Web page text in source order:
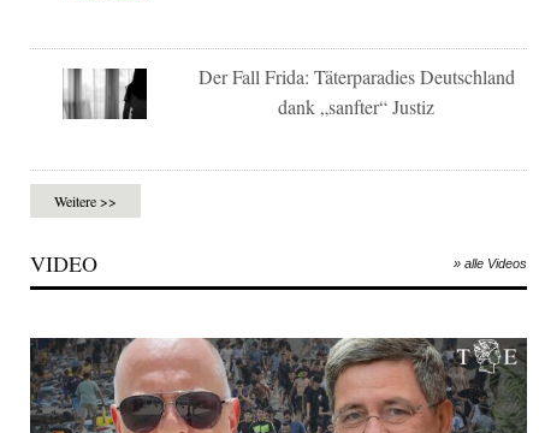
Der Fall Frida: Täterparadies Deutschland
dank „sanfter“ Justiz
Weitere >>
VIDEO » alle Videos